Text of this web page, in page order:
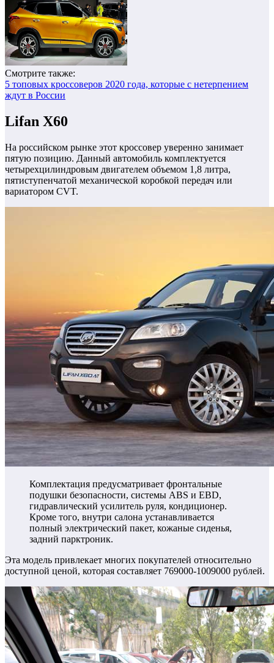
Смотрите также:
5 топовых кроссоверов 2020 года, которые с нетерпением
ждут в России
Lifan X60
На российском рынке этот кроссовер уверенно занимает
пятую позицию. Данный автомобиль комплектуется
четырехцилиндровым двигателем объемом 1,8 литра,
пятиступенчатой механической коробкой передач или
вариатором CVT.
Комплектация предусматривает фронтальные
подушки безопасности, системы ABS и EBD,
гидравлический усилитель руля, кондиционер.
Кроме того, внутри салона устанавливается
полный электрический пакет, кожаные сиденья,
задний парктроник.
Эта модель привлекает многих покупателей относительно
доступной ценой, которая составляет 769000-1009000 рублей.